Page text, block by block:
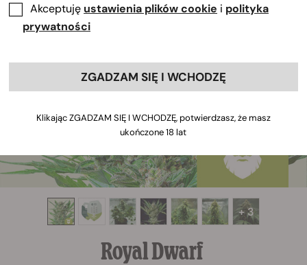
+ 3
Royal Dwarf
Akceptuję ustawienia plików cookie i polityka
prywatności
ZGADZAM SIĘ I WCHODZĘ
Klikając ZGADZAM SIĘ I WCHODZĘ, potwierdzasz, że masz
ukończone 18 lat